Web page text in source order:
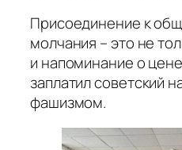
Присоединение к
молчания – это не
и напоминание о
заплатил советский
фашизмом.